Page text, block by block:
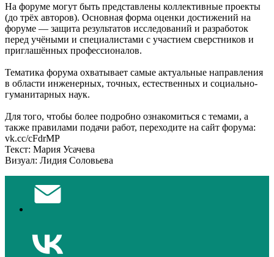
Ha форуме могут быть представлены коллективные проекты
(до трёх авторов). Основная форма оценки достижений на
форуме — защита результатов исследований и разработок
перед учёными и специалистами с участием сверстников и
приглашённых профессионалов.
Тематика форума охватывает самые актуальные направления
в области инженерных, точных, естественных и социально-
гуманитарных наук.
Для того, чтобы более подробно ознакомиться с темами, а
также правилами подачи работ, переходите на сайт форума:
vk.cc/cFdrMP
Текст: Мария Усачева
Визуал: Лидия Соловьева